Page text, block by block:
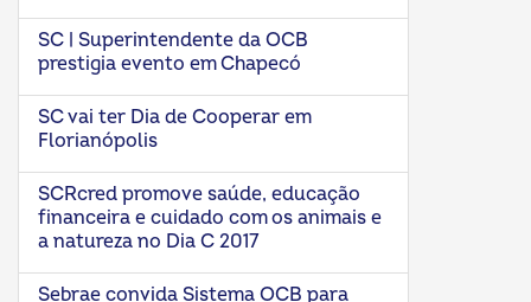
SC | Superintendente da OCB
prestigia evento em Chapecó
SC vai ter Dia de Cooperar em
Florianópolis
SCRcred promove saúde, educação
financeira e cuidado com os animais e
a natureza no Dia C 2017
Sebrae convida Sistema OCB para